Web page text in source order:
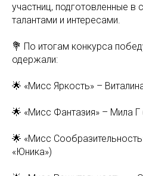
участниц, подготовленные в
талантами и интересами.
💐 По итогам конкурса
одержали:
🌟 «Мисс Яркость» –
🌟 «Мисс Фантазия» – Мила
🌟 «Мисс
«Юника»)